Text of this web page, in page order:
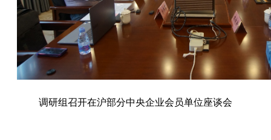
调研组召开在沪部分中央企业会员单位座谈会